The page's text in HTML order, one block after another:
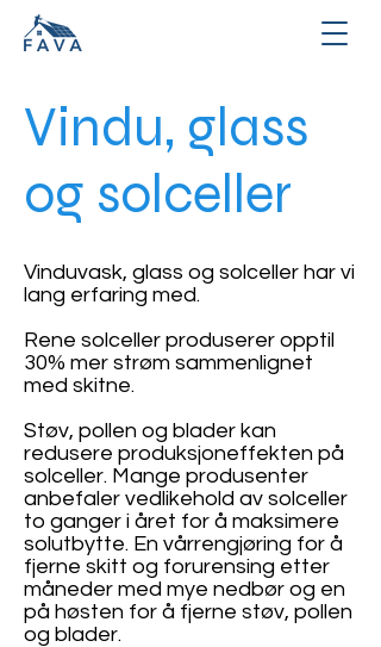
Vindu, glass
og solceller
Vinduvask, glass og solceller har vi
lang erfaring med.
Rene solceller produserer opptil
30% mer strøm sammenlignet
med skitne.
Støv, pollen og blader kan
redusere produksjoneffekten på
solceller. Mange produsenter
anbefaler vedlikehold av solceller
to ganger i året for å maksimere
solutbytte. En vårrengjøring for å
fjerne skitt og forurensing etter
måneder med mye nedbør og en
på høsten for å fjerne støv, pollen
og blader.